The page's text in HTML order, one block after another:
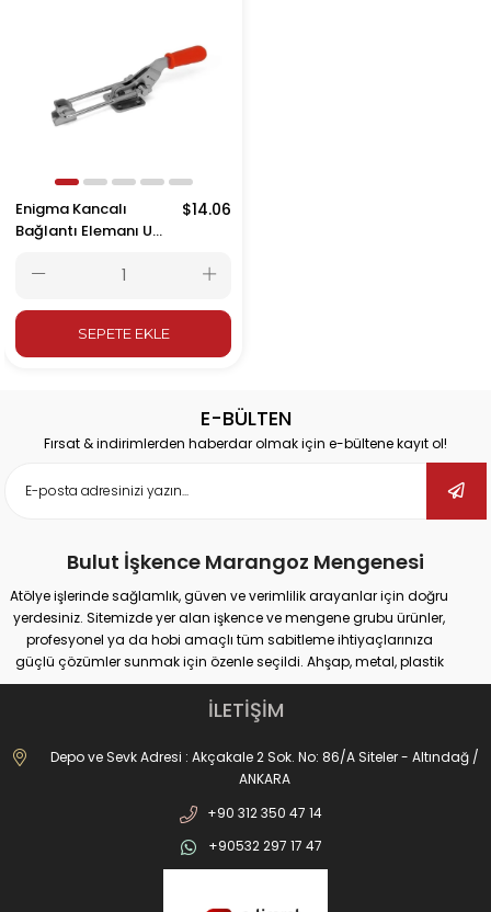
Enigma Kancalı
Bağlantı Elemanı U
$14.06
SEPETE EKLE
E-BÜLTEN
Fırsat & indirimlerden haberdar olmak için e-bültene kayıt ol!
Bulut İşkence Marangoz Mengenesi
Atölye işlerinde sağlamlık, güven ve verimlilik arayanlar için doğru
yerdesiniz. Sitemizde yer alan işkence ve mengene grubu ürünler,
profesyonel ya da hobi amaçlı tüm sabitleme ihtiyaçlarınıza
güçlü çözümler sunmak için özenle seçildi. Ahşap, metal, plastik
gibi farklı yüzeylerde güvenli tutuş sağlayan ürünlerimiz;
marangozluk, kaynak, delme, montaj ve tamir gibi pek çok alanda
maksimum performans vadediyor.
İster büyük ölçekli sanayi tipi işler yapıyor olun, ister evde basit
onarımlar; doğru işkence ve mengeneyle hem iş güvenliğinizi
işkencelerden matkap mengenelerine, ray işkencelerinden kazancı
işkencesine kadar geniş ürün gamımızda her kullanım alanına
uygun alternatifler bulabilirsiniz. Hızlı açılır kapanır sistemler, kanca
İLETİŞİM
Depo ve Sevk Adresi : Akçakale 2 Sok. No: 86/A Siteler - Altındağ /
ANKARA
+90 312 350 47 14
+90532 297 17 47